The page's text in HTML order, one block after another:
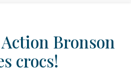
Bronson
crocs!